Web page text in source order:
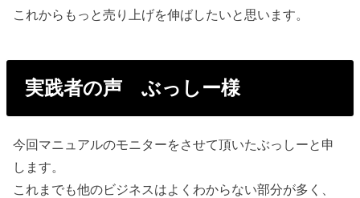
これからもっと売り上げを伸ばしたいと思います。
実践者の声 ぶっしー様
今回マニュアルのモニターをさせて頂いたぶっしーと申
します。
これまでも他のビジネスはよくわからない部分が多く、